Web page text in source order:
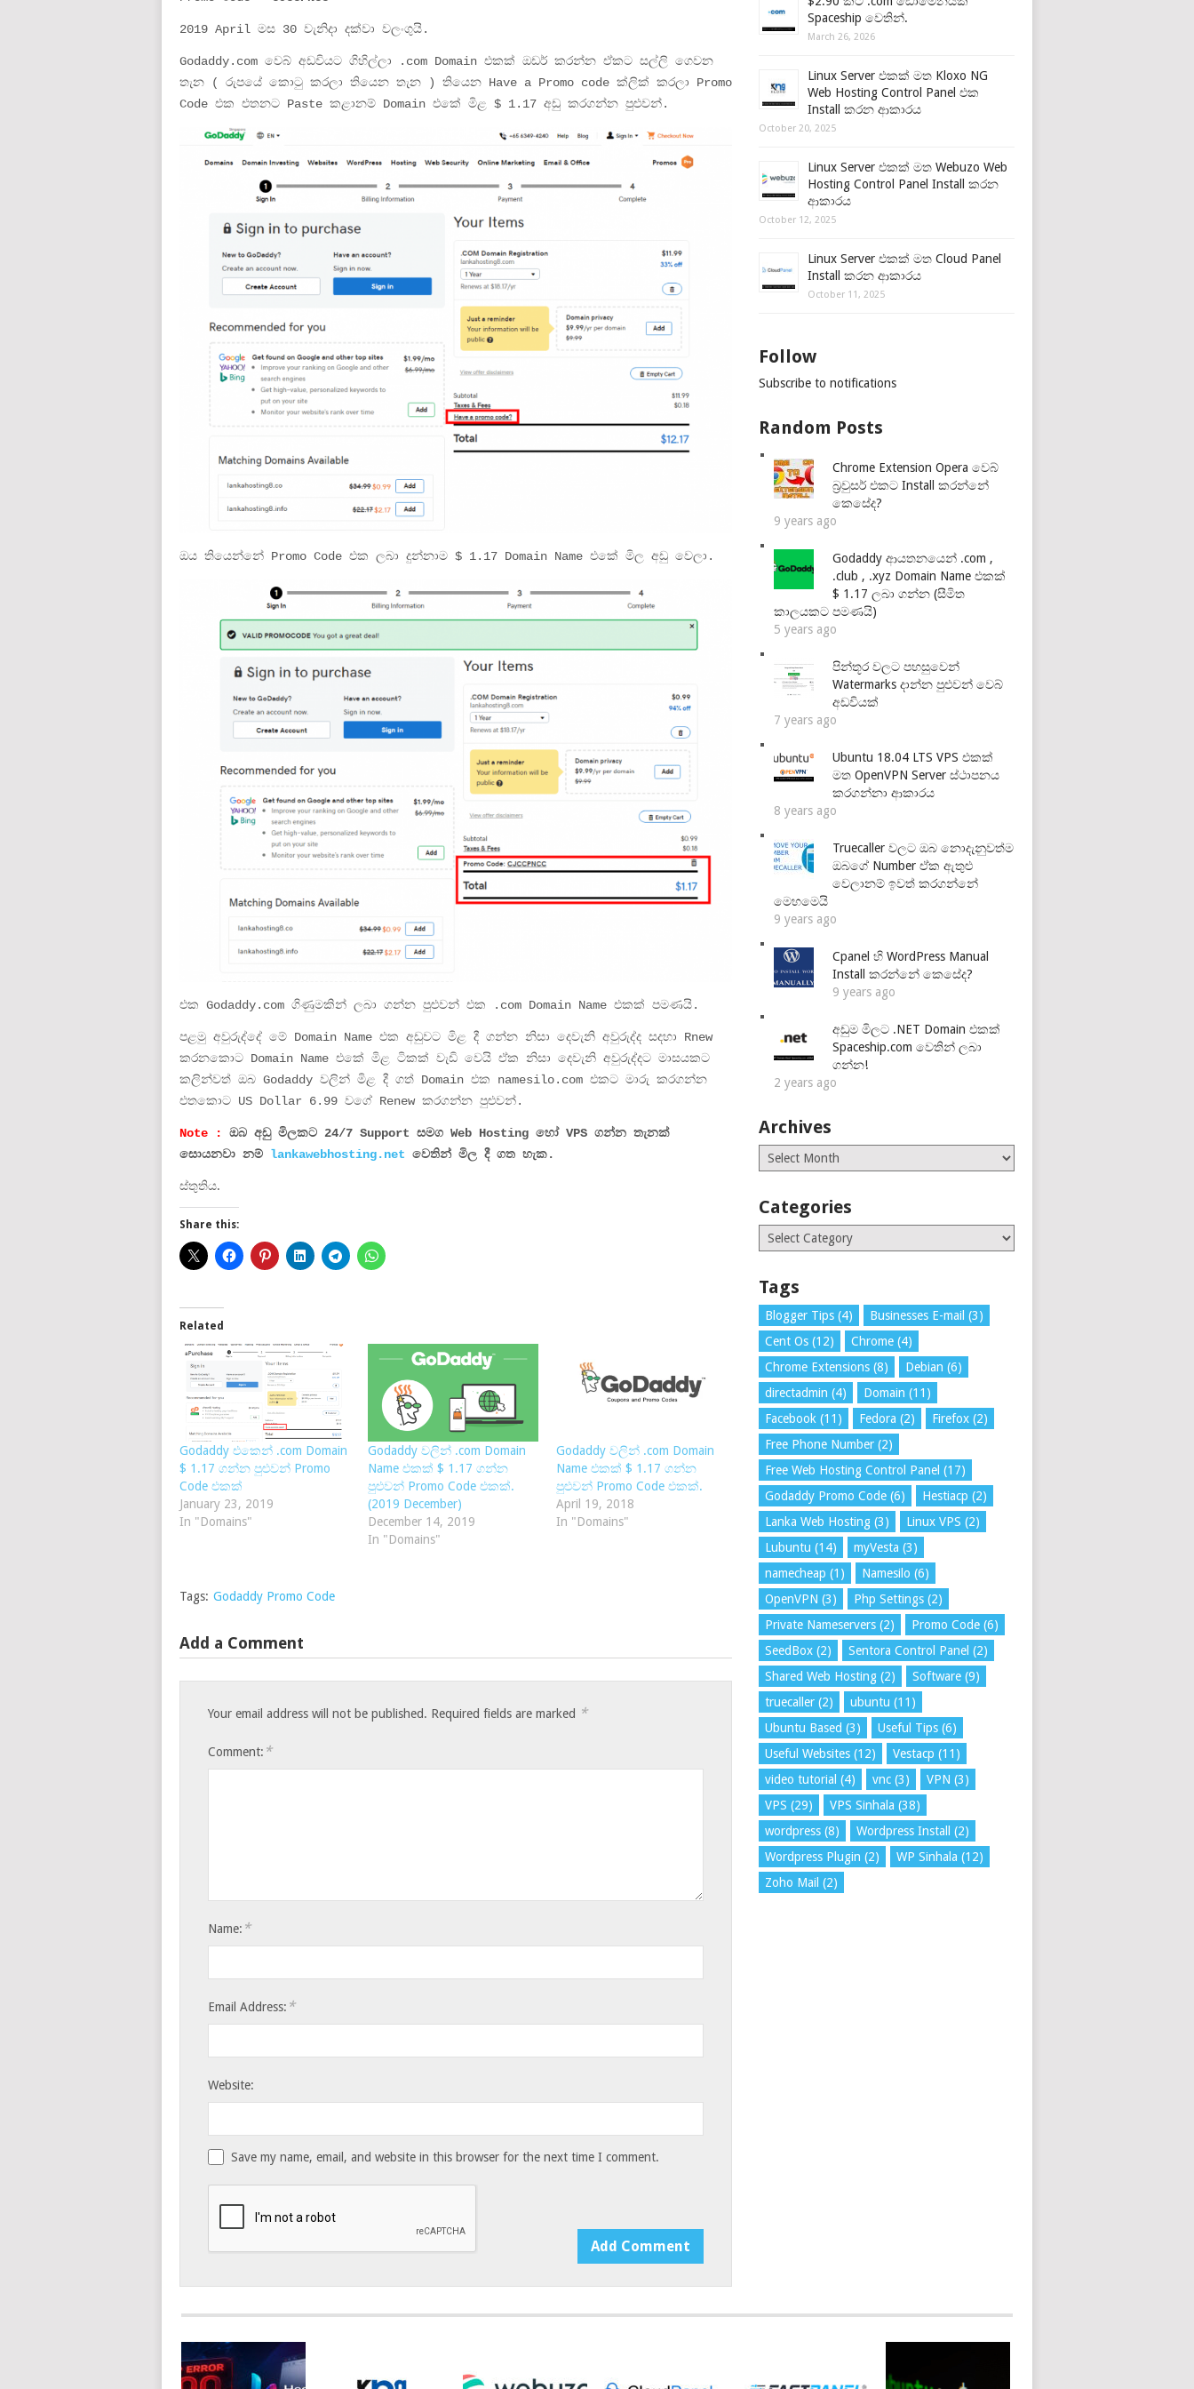
2019 April මස 30 වැනිදා දක්වා වලංගුයි.
Godaddy.com වෙබ් අඩවියට ගිහිල්ලා .com Domain එකක් ඔඩර් කරන්න ඒකට සල්ලි ගෙවන
තැන ( රුපයේ කොටු කරලා තියෙන තැන ) තියෙන Have a Promo code ක්ලික් කරලා Promo
Code එක එතනට Paste කළානම් Domain එකේ මිළ $ 1.17 අඩු කරගන්න පුළුවන්.
ඔය තියෙන්නේ Promo Code එක ලබා දුන්නාම $ 1.17 Domain Name එකේ මිල අඩු වෙලා.
එක Godaddy.com ගිණුමකින් ලබා ගන්න පුළුවන් එක .com Domain Name එකක් පමණයි.
පළමු අවුරුද්දේ මේ Domain Name එක අඩුවට මිළ දී ගන්න නිසා දෙවැනි අවුරුද්ද සදහා Rnew
කරනකොට Domain Name එකේ මිළ ටිකක් වැඩි වෙයි ඒක නිසා දෙවැනි අවුරුද්දට මාසයකට
කලින්වත් ඔබ Godaddy වලින් මිළ දී ගත් Domain එක namesilo.com එකට මාරු කරගන්න
එතකොට US Dollar 6.99 වගේ Renew කරගන්න පුළුවන්.
Note : ඔබ අඩු මිලකට 24/7 Support සමග Web Hosting හෝ VPS ගන්න තැනක්
සොයනවා නම් lankawebhosting.net වෙතින් මිල දී ගත හැක.
ස්තුතිය.
Share this:
Related
Godaddy එකෙන් .com Domain
$ 1.17 ගන්න පුළුවන් Promo
Code එකක්
January 23, 2019
In "Domains"
Godaddy වලින් .com Domain
Name එකක් $ 1.17 ගන්න
පුළුවන් Promo Code එකක්.
(2019 December)
December 14, 2019
In "Domains"
Godaddy වලින් .com Domain
Name එකක් $ 1.17 ගන්න
පුළුවන් Promo Code එකක්.
April 19, 2018
In "Domains"
Tags: Godaddy Promo Code
Add a Comment
Your email address will not be published. Required fields are marked *
Comment: *
Name: *
Email Address: *
Website:
Save my name, email, and website in this browser for the next time I comment.
Spaceship වෙතින්.
March 26, 2026
Linux Server එකක් මත Kloxo NG
Web Hosting Control Panel එක
Install කරන ආකාරය
October 20, 2025
Linux Server එකක් මත Webuzo Web
Hosting Control Panel Install කරන
ආකාරය
October 12, 2025
Linux Server එකක් මත Cloud Panel
Install කරන ආකාරය
October 11, 2025
Follow
Subscribe to notifications
Random Posts
Chrome Extension Opera වෙබ්
බ්‍රවුසර් එකට Install කරන්නේ
කෙසේද?
9 years ago
Godaddy ආයතනයෙන් .com ,
.club , .xyz Domain Name එකක්
$ 1.17 ලබා ගන්න (සීමිත
කාලයකට පමණයි)
5 years ago
පින්තූර වලට පහසුවෙන්
Watermarks දාන්න පුළුවන් වෙබ්
අඩවියක්
7 years ago
Ubuntu 18.04 LTS VPS එකක්
මත OpenVPN Server ස්ථාපනය
කරගන්නා ආකාරය
8 years ago
Truecaller වලට ඔබ නොදැනුවත්ම
ඔබගේ Number ඒක ඇතුළු
වෙලානම් ඉවත් කරගන්නේ
මෙහමෙයි
9 years ago
Cpanel හි WordPress Manual
Install කරන්නේ කෙසේද?
9 years ago
අඩුම මිලට .NET Domain එකක්
Spaceship.com වෙතින් ලබා
ගන්න!
2 years ago
Archives
Archives
Categories
Categories
Tags
Blogger Tips (4) Businesses E-mail (3)
Cent Os (12) Chrome (4)
Chrome Extensions (8) Debian (6)
directadmin (4) Domain (11)
Facebook (11) Fedora (2) Firefox (2)
Free Phone Number (2)
Free Web Hosting Control Panel (17)
Godaddy Promo Code (6) Hestiacp (2)
Lanka Web Hosting (3) Linux VPS (2)
Lubuntu (14) myVesta (3)
namecheap (1) Namesilo (6)
OpenVPN (3) Php Settings (2)
Private Nameservers (2) Promo Code (6)
SeedBox (2) Sentora Control Panel (2)
Shared Web Hosting (2) Software (9)
truecaller (2) ubuntu (11)
Ubuntu Based (3) Useful Tips (6)
Useful Websites (12) Vestacp (11)
video tutorial (4) vnc (3) VPN (3)
VPS (29) VPS Sinhala (38)
wordpress (8) Wordpress Install
(2)
Wordpress Plugin (2) WP Sinhala (12)
Zoho Mail (2)